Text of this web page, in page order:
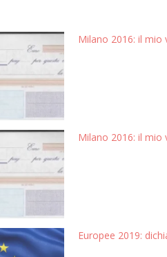
Milano 2016: il mio
Milano 2016: il mio
Europee 2019: